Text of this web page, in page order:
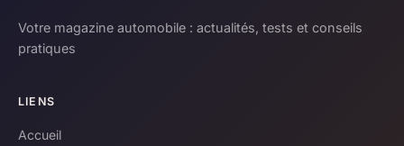
Votre magazine automobile : actualités, tests et conseils
pratiques
LIENS
Accueil